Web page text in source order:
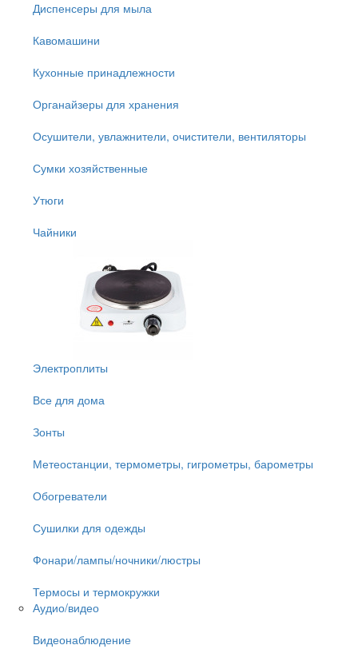
Диспенсеры для мыла
Кавомашини
Кухонные принадлежности
Органайзеры для хранения
Осушители, увлажнители, очистители, вентиляторы
Сумки хозяйственные
Утюги
Чайники
Электроплиты
Все для дома
Зонты
Метеостанции, термометры, гигрометры, барометры
Обогреватели
Сушилки для одежды
Фонари/лампы/ночники/люстры
Термосы и термокружки
Аудио/видео
Видеонаблюдение